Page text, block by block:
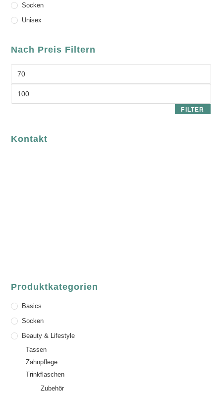
Socken
Unisex
Nach Preis Filtern
FILTER
Kontakt
Produktkategorien
Basics
Socken
Beauty & Lifestyle
Tassen
Zahnpflege
Trinkflaschen
Zubehör